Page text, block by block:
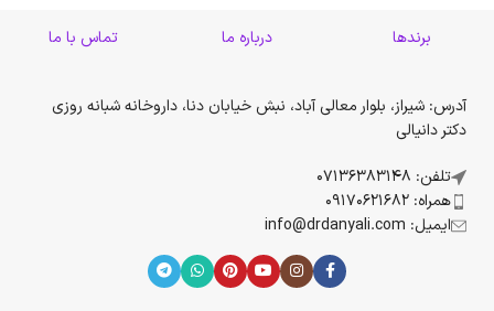
برندها درباره ما تماس با ما
آدرس: شیراز، بلوار معالی آباد، نبش خیابان دنا، داروخانه شبانه روزی
دکتر دانیالی
تلفن: 07136383148
همراه: 09170621682
ایمیل: info@drdanyali.com